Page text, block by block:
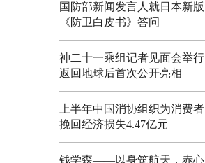
国防部新闻发言人就日本新版
《防卫白皮书》答问
神二十一乘组记者见面会举行
返回地球后首次公开亮相
上半年中国消协组织为消费者
挽回经济损失4.47亿元
钱学森——以身筑航天，赤心